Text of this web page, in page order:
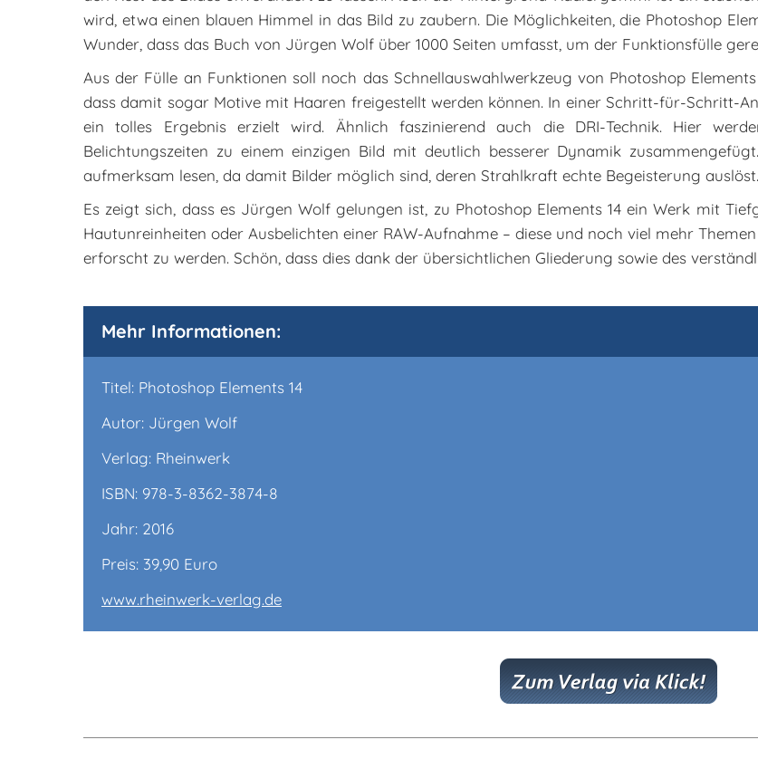
wird, etwa einen blauen Himmel in das Bild zu zaubern. Die Möglichkeiten, die Photoshop
Wunder, dass das Buch von Jürgen Wolf über 1000 Seiten umfasst, um der Funktionsfülle
Aus der Fülle an Funktionen soll noch das Schnellauswahlwerkzeug von Photoshop
dass damit sogar Motive mit Haaren freigestellt werden können. In einer Schritt-für-Schritt-
ein tolles Ergebnis erzielt wird. Ähnlich faszinierend auch die DRI-Technik. Hier
Belichtungszeiten zu einem einzigen Bild mit deutlich besserer Dynamik
aufmerksam lesen, da damit Bilder möglich sind, deren Strahlkraft echte Begeisterung auslöst.
Es zeigt sich, dass es Jürgen Wolf gelungen ist, zu Photoshop Elements 14 ein Werk mit
Hautunreinheiten oder Ausbelichten einer RAW-Aufnahme – diese und noch viel mehr
erforscht zu werden. Schön, dass dies dank der übersichtlichen Gliederung sowie des
Mehr Informationen:
Titel: Photoshop Elements 14
Autor: Jürgen Wolf
Verlag: Rheinwerk
ISBN: 978-3-8362-3874-8
Jahr: 2016
Preis: 39,90 Euro
www.rheinwerk-verlag.de